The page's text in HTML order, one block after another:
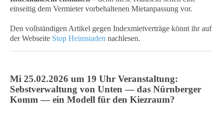
einseitig dem Vermieter vorbehaltenen Mietanpassung vor.
Den vollständigen Artikel gegen Indexmietverträge könnt ihr auf
der Webseite Stop Heimstaden nachlesen.
Mi 25.02.2026 um 19 Uhr Veranstaltung:
Sebstverwaltung von Unten — das Nürnberger
Komm — ein Modell für den Kiezraum?